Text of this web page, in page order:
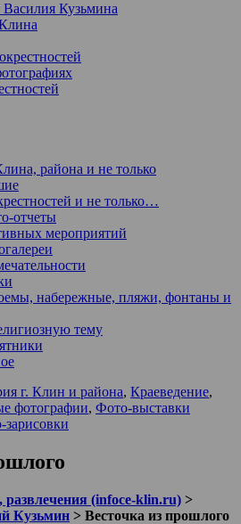
Кузьмина
района и не только
и не только…
отчеты
мероприятий
набережные, пляжи, фонтаны и
тему
г. Клин и района, Краеведение,
фотографии, Фото-выставки
(infoce-klin.ru) >
Кузьмин > Весточка из прошлого